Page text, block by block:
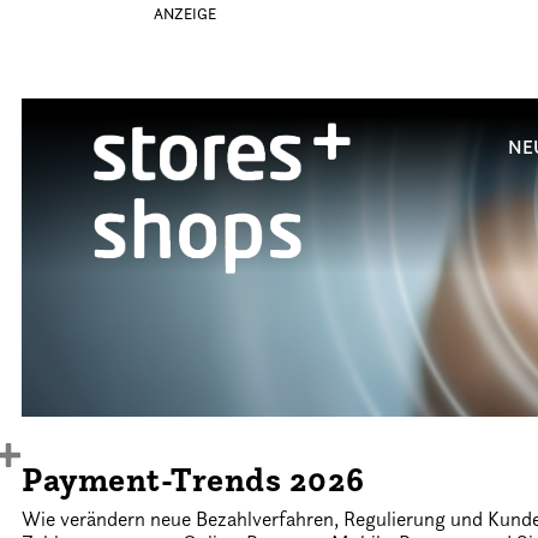
ANZEIGE
Payment-Trends 2026
Wie verändern neue Bezahlverfahren, Regulierung und